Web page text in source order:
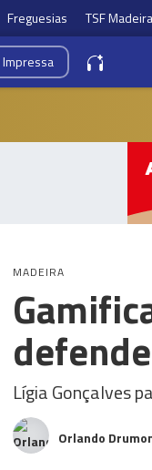
Freguesias TSF Madeira
Impressa
MADEIRA
Lígia Gonçalves
Orlando